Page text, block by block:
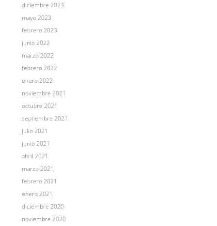
diciembre 2023
mayo 2023
febrero 2023
junio 2022
marzo 2022
febrero 2022
enero 2022
noviembre 2021
octubre 2021
septiembre 2021
julio 2021
junio 2021
abril 2021
marzo 2021
febrero 2021
enero 2021
diciembre 2020
noviembre 2020